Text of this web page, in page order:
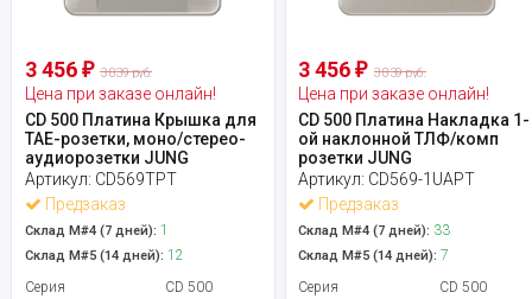
3 456 ₽ 3 839 руб.
Цена при заказе онлайн!
CD 500 Платина Крышка для
ТАЕ-розетки, моно/стерео-
аудиорозетки JUNG
Артикул: CD569TPT
Предзаказ
Склад М#4 (7 дней): 1
Склад М#5 (14 дней): 12
Серия
CD 500
3 456₽ 3 839 руб.
Цена при заказе онлайн!
CD 500 Платина Накладка 1-
ой наклонной ТЛФ/комп
розетки JUNG
Артикул: CD569-1UAPT
Предзаказ
Склад М#4 (7 дней): 33
Склад М#5 (14 дней): 7
Серия
CD 500